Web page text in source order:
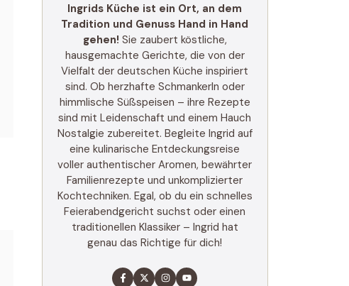
Ingrids Küche ist ein Ort, an dem
Tradition und Genuss Hand in Hand
gehen! Sie zaubert köstliche,
hausgemachte Gerichte, die von der
Vielfalt der deutschen Küche inspiriert
sind. Ob herzhafte Schmankerln oder
himmlische Süßspeisen – ihre Rezepte
sind mit Leidenschaft und einem Hauch
Nostalgie zubereitet. Begleite Ingrid auf
eine kulinarische Entdeckungsreise
voller authentischer Aromen, bewährter
Familienrezepte und unkomplizierter
Kochtechniken. Egal, ob du ein schnelles
Feierabendgericht suchst oder einen
traditionellen Klassiker – Ingrid hat
genau das Richtige für dich!